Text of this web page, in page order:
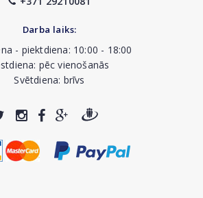
Darba laiks:
- piektdiena: 10:00 - 18:00
pēc vienošanās
Svētdiena: brīvs